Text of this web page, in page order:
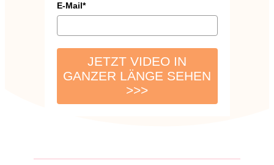
E-Mail*
JETZT VIDEO IN
GANZER LÄNGE SEHEN
>>>